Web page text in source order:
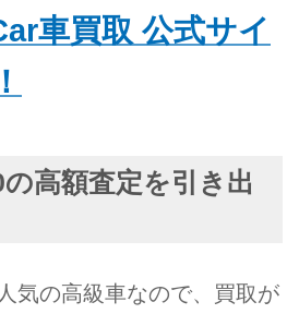
車買取 公式サイ
高額査定を引き出
気の高級車なので、買取が